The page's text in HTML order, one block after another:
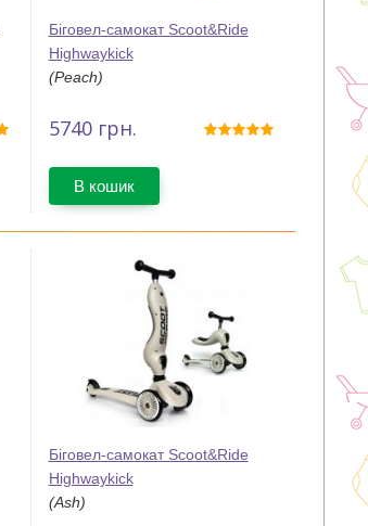
Біговел-самокат Scoot&Ride
Highwaykick
(Peach)
5740грн.
В кошик
Біговел-самокат Scoot&Ride
Highwaykick
(Ash)